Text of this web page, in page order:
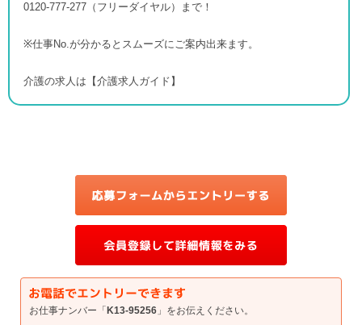
0120-777-277（フリーダイヤル）まで！
※仕事No.が分かるとスムーズにご案内出来ます。
介護の求人は【介護求人ガイド】
お仕事ナンバー「 K13-95256 」をお伝えください。